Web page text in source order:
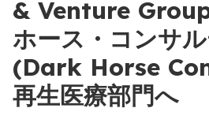
& Venture
ホース・コンサ
(Dark Horse
再生医療部門へ